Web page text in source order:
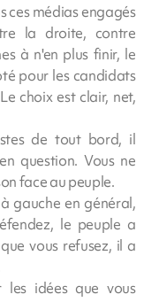
ces médias engagés
la droite, contre
à n'en plus finir, le
pour les candidats
choix est clair, net,
de tout bord, il
question. Vous ne
face au peuple.
gauche en général,
le peuple a
vous refusez, il a
les idées que vous